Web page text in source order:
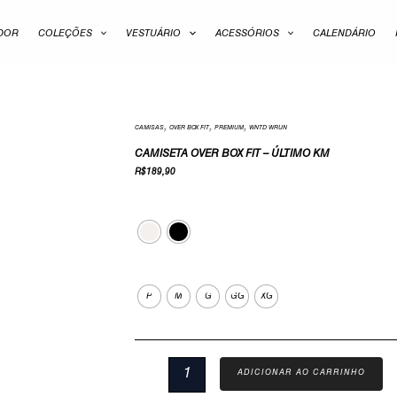
COLEÇÕES VESTUÁRIO ACESSÓRIOS CALENDÁRIO
CAMISAS, OVER BOX FIT, PREMIUM, WNTD WRUN
CAMISETA OVER BOX FIT – ÚLTIMO KM
R$ 189,90
P M G GG XG
Camiseta
Over
Box
KM
ADICIONAR AO CARRINHO